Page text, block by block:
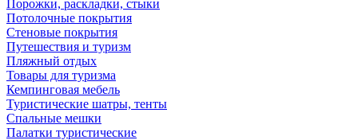
Порожки, раскладки, стыки
Потолочные покрытия
Стеновые покрытия
Путешествия и туризм
Пляжный отдых
Товары для туризма
Кемпинговая мебель
Туристические шатры, тенты
Спальные мешки
Палатки туристические